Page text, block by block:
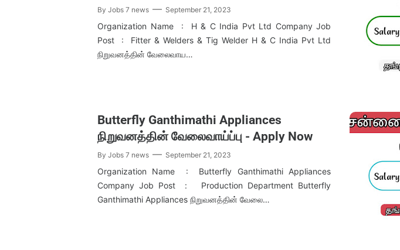
By Jobs 7 news September 21, 2023
Organization Name : H & C India Pvt Ltd Company Job
Post : Fitter & Welders & Tig Welder H & C India Pvt Ltd
நிறுவனத்தின் வேலைவாய…
Butterfly Ganthimathi Appliances
நிறுவனத்தின் வேலைவாய்ப்பு - Apply Now
By Jobs 7 news September 21, 2023
Organization Name : Butterfly Ganthimathi Appliances
Company Job Post : Production Department Butterfly
Ganthimathi Appliances நிறுவனத்தின் வேலை…